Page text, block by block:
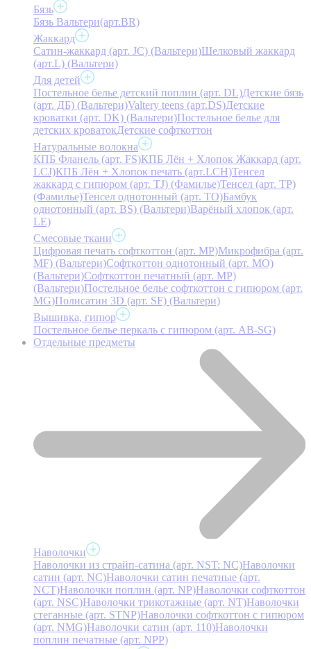
Бязь
Бязь Вальтери(арт.BR)
Жаккард
Сатин-жаккард (арт. JC) (Вальтери)Шелковый жаккард
(арт.L) (Вальтери)
Для детей
Постельное белье детский поплин (арт. DL)Детские бязь
(арт. ДБ) (Вальтери)Valtery teens (арт.DS)Детские
кроватки (арт. DK) (Вальтери)Постельное белье для
детских кроватокДетские софткоттон
Натуральные волокна
КПБ Фланель (арт. FS)КПБ Лён + Хлопок Жаккард (арт.
LCJ)КПБ Лён + Хлопок печать (арт.LCH)Тенсел
жаккард с гипюром (арт. TJ) (Фамилье)Тенсел (арт. ТР)
(Фамилье)Тенсел однотонный (арт. TO)Бамбук
однотонный (арт. BS) (Вальтери)Варёный хлопок (арт.
LE)
Смесовые ткани
Цифровая печать софткоттон (арт. MP)Микрофибра (арт.
MF) (Вальтери)Софткоттон однотонный (арт. MO)
(Вальтери)Софткоттон печатный (арт. MР)
(Вальтери)Постельное белье софткоттон с гипюром (арт.
MG)Полисатин 3D (арт. SF) (Вальтери)
Вышивка, гипюр
Постельное белье перкаль с гипюром (арт. AB-SG)
Отдельные предметы
Наволочки
Наволочки из страйп-сатина (арт. NST: NC)Наволочки
сатин (арт. NC)Наволочки сатин печатные (арт.
NCT)Наволочки поплин (арт. NP)Наволочки софткоттон
(арт. NSC)Наволочки трикотажные (арт. NT)Наволочки
стеганные (арт. STNP)Наволочки софткоттон с гипюром
(арт. NMG)Наволочки сатин (арт. 110)Наволочки
поплин печатные (арт. NPP)